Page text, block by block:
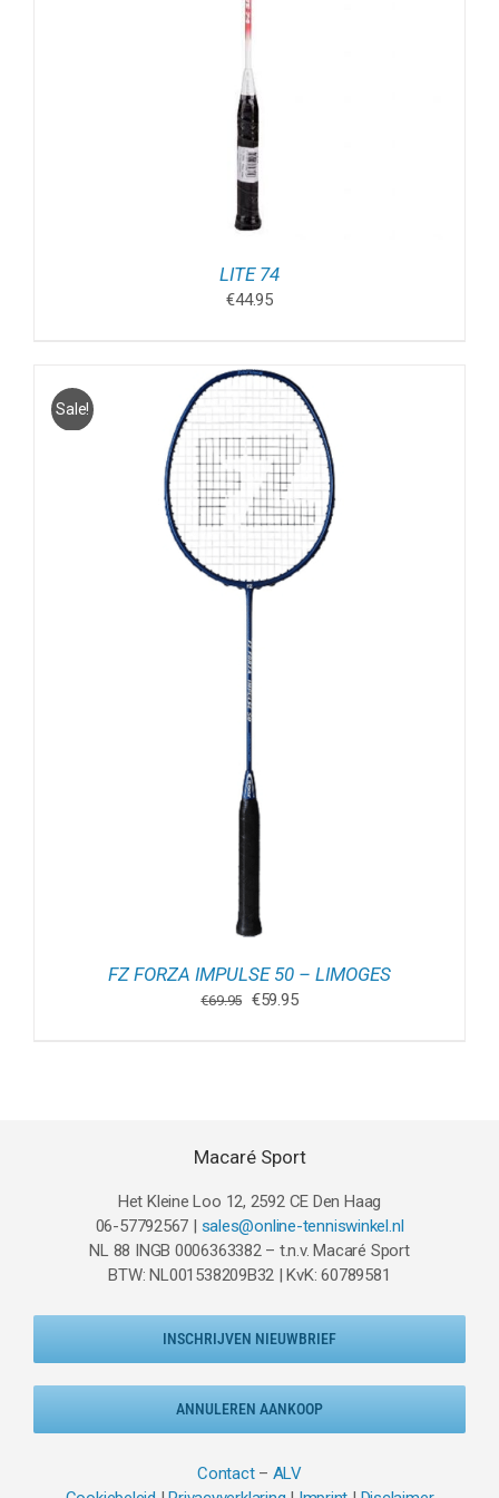
LITE 74
€44.95
Sale!
FZ FORZA IMPULSE 50 – LIMOGES
€69.95 Oorspronkelijke
€59.95Huidige
Macaré Sport
Het Kleine Loo 12, 2592 CE Den Haag
06-57792567 | sales@online-tenniswinkel.nl
NL 88 INGB 0006363382 – t.n.v. Macaré Sport
BTW: NL001538209B32 | KvK: 60789581
INSCHRIJVEN NIEUWBRIEF
ANNULEREN AANKOOP
Contact– ALV